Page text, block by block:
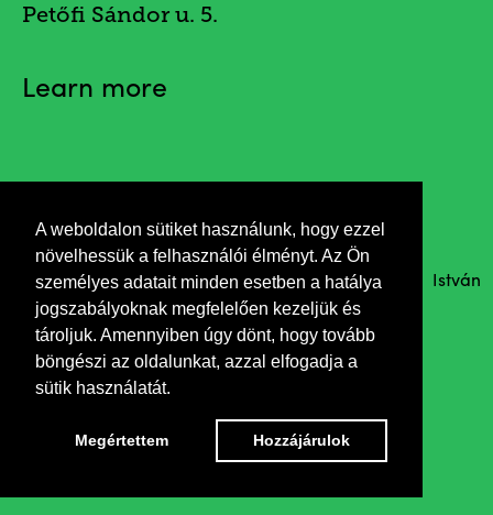
A weboldalon sütiket használunk, hogy ezzel
növelhessük a felhasználói élményt. Az Ön
személyes adatait minden esetben a hatálya
jogszabályoknak megfelelően kezeljük és
tároljuk. Amennyiben úgy dönt, hogy tovább
böngészi az oldalunkat, azzal elfogadja a
sütik használatát.
Megértettem Hozzájárulok
Petőfi Sándor u. 5.
Learn more
What was left over from the buildings of István
Medgyaszay architect (1877-1959)?
- in the relation of the part and the whole one-
Opening by László Beke art historian